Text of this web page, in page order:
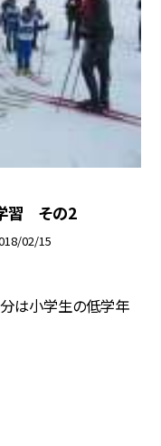
習 その2
02/15
分は小学生の低学年